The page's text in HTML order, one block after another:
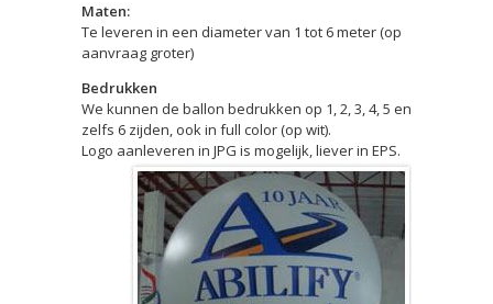
Maten:
Te leveren in een diameter van 1 tot 6 meter (op
aanvraag groter)
Bedrukken
We kunnen de ballon bedrukken op 1, 2, 3, 4, 5 en
zelfs 6 zijden, ook in full color (op wit).
Logo aanleveren in JPG is mogelijk, liever in EPS.